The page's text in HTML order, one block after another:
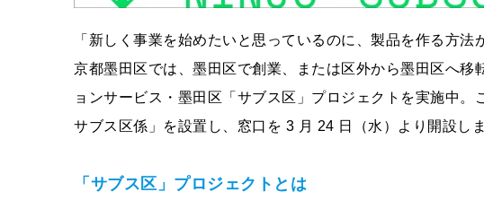
「新しく事業を始めたいと思っているのに、製品を作る方
京都墨田区では、墨田区で創業、または区外から墨田区へ移
ョンサービス・墨田区「サブス区」プロジェクトを実施中
サブス区係」を設置し、窓口を 3 月 24 日（水）より開設しま
「サブス区」プロジェクトとは